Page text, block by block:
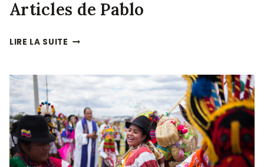
Articles de Pablo
LIRE LA SUITE ARTICLES